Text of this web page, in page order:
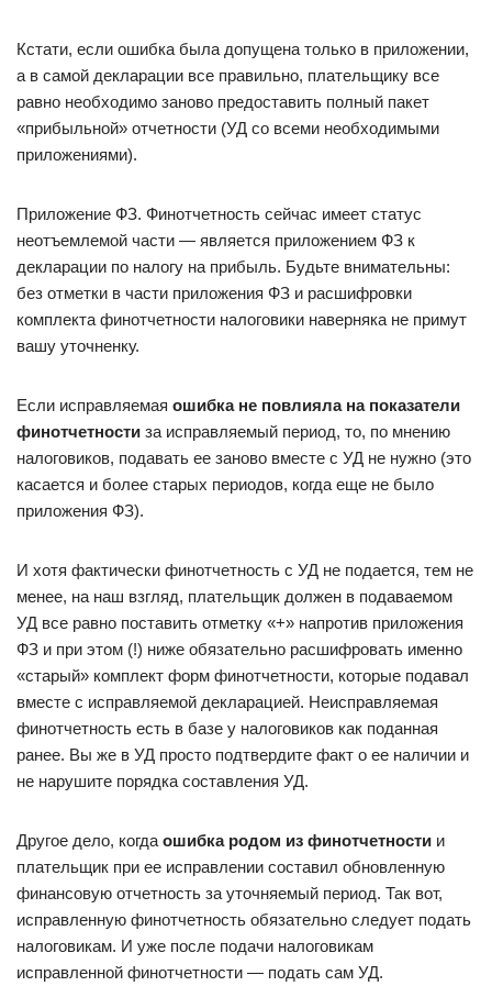
Кстати, если ошибка была допущена только в приложении,
а в самой декларации все правильно, плательщику все
равно необходимо заново предоставить полный пакет
«прибыльной» отчетности (УД со всеми необходимыми
приложениями).
Приложение ФЗ. Финотчетность сейчас имеет статус
неотъемлемой части — является приложением ФЗ к
декларации по налогу на прибыль. Будьте внимательны:
без отметки в части приложения ФЗ и расшифровки
комплекта финотчетности налоговики наверняка не примут
вашу уточненку.
Если исправляемая ошибка не повлияла на показатели
финотчетности за исправляемый период, то, по мнению
налоговиков, подавать ее заново вместе с УД не нужно (это
касается и более старых периодов, когда еще не было
приложения ФЗ).
И хотя фактически финотчетность с УД не подается, тем не
менее, на наш взгляд, плательщик должен в подаваемом
УД все равно поставить отметку «+» напротив приложения
ФЗ и при этом (!) ниже обязательно расшифровать именно
«старый» комплект форм финотчетности, которые подавал
вместе с исправляемой декларацией. Неисправляемая
финотчетность есть в базе у налоговиков как поданная
ранее. Вы же в УД просто подтвердите факт о ее наличии и
не нарушите порядка составления УД.
Другое дело, когда ошибка родом из финотчетности и
плательщик при ее исправлении составил обновленную
финансовую отчетность за уточняемый период. Так вот,
исправленную финотчетность обязательно следует подать
налоговикам. И уже после подачи налоговикам
исправленной финотчетности — подать сам УД.